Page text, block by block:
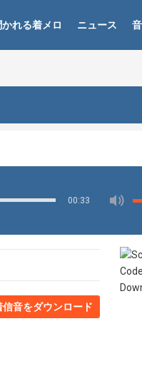
れる着メロ ニュース
00:33
信音をダウンロード